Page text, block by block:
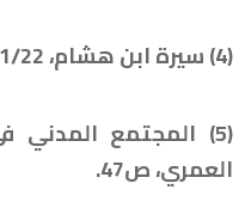
(4) سيرة ابن هشام، 1/22.
(5) المجتمع المدني
العمري، ص47.